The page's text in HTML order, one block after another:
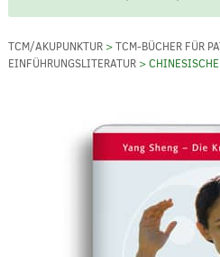
TCM/AKUPUNKTUR>TCM-BÜCHER FÜR
EINFÜHRUNGSLITERATUR> CHINESISCHE